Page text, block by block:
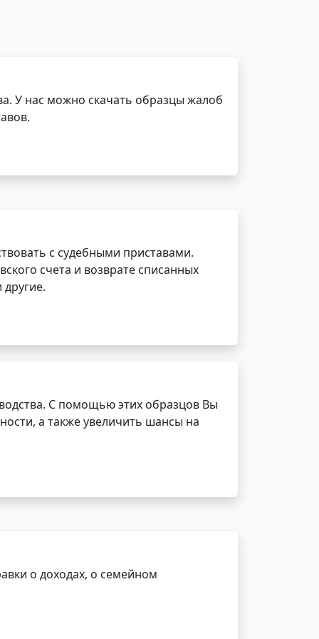
У нас можно скачать образцы жалоб
с судебными приставами.
счета и возврате списанных
С помощью этих образцов Вы
а также увеличить шансы на
о доходах, о семейном